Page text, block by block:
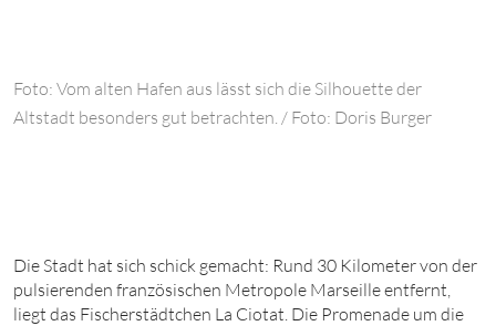
Foto: Vom alten Hafen aus lässt sich die Silhouette der
Altstadt besonders gut betrachten. / Foto: Doris Burger
Die Stadt hat sich schick gemacht: Rund 30 Kilometer von der
pulsierenden französischen Metropole Marseille entfernt,
liegt das Fischerstädtchen La Ciotat. Die Promenade um die